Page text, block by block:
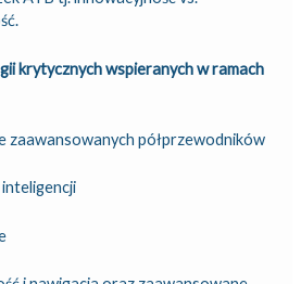
krytycznych wspieranych w ramach
zaawansowanych półprzewodników